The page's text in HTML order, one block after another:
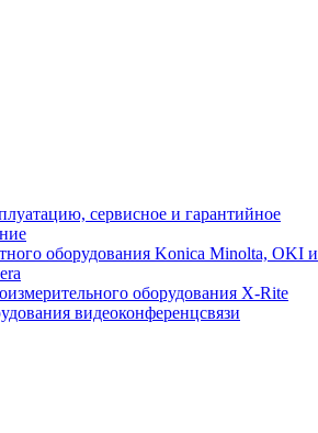
сервисное и гарантийное
оборудования Konica Minolta, OKI и
оборудования X-Rite
видеоконференцсвязи